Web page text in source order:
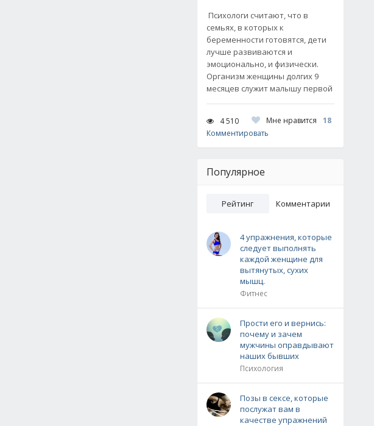
Психологи считают, что в
семьях, в которых к
беременности готовятся, дети
лучше развиваются и
эмоционально, и физически.
Организм женщины долгих 9
месяцев служит малышу первой
4 510 Мне нравится
18
Комментировать
Популярное
Рейтинг Комментарии
4 упражнения, которые
следует выполнять
каждой женщине для
вытянутых, сухих
мышц.
Фитнес
Прости его и вернись:
почему и зачем
мужчины оправдывают
наших бывших
Психология
Позы в сексе, которые
послужат вам в
качестве упражнений